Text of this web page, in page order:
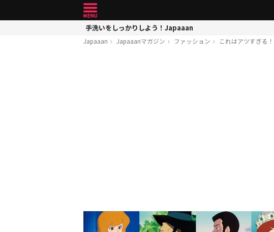
手洗いをしっかりしよう！Japaaan
Japaaan Japaaanマガジン ファッション これはアツすぎる